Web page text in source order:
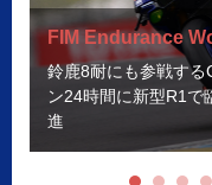
FIM Endurance
鈴鹿8耐にも参戦する
ン24時間に新型R1で
進